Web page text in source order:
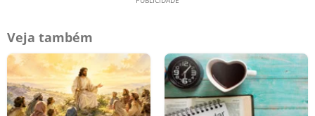
Veja também